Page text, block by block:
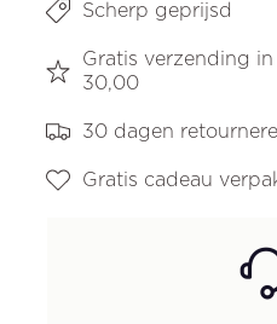
Scherp geprijsd
Gratis verzending
30,00
30 dagen
Gratis cadeau